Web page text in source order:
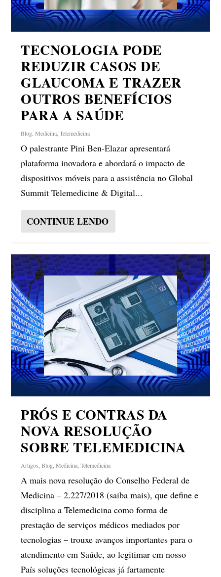
TECNOLOGIA PODE
REDUZIR CASOS DE
GLAUCOMA E TRAZER
OUTROS BENEFÍCIOS
PARA A SAÚDE
Blog,Medicina,Telemedicina
O palestrante Pini Ben-Elazar apresentará
plataforma inovadora e abordará o impacto de
dispositivos móveis para a assistência no Global
Summit Telemedicine & Digital...
CONTINUE LENDO
PRÓS E CONTRAS DA
NOVA RESOLUÇÃO
SOBRE TELEMEDICINA
Artigos ,Blog ,Medicina ,Telemedicina
A mais nova resolução do Conselho Federal de
Medicina – 2.227/2018 (saiba mais), que define e
disciplina a Telemedicina como forma de
prestação de serviços médicos mediados por
tecnologias – trouxe avanços importantes para o
atendimento em Saúde, ao legitimar em nosso
País soluções tecnológicas já fartamente